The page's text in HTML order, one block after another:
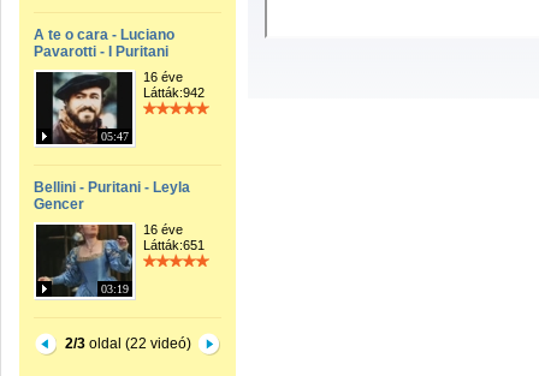
A te o cara - Luciano
Pavarotti - I Puritani
05:47
16 éve
Látták:942
Bellini - Puritani - Leyla
Gencer
03:19
16 éve
Látták:651
2/3oldal (22 videó)